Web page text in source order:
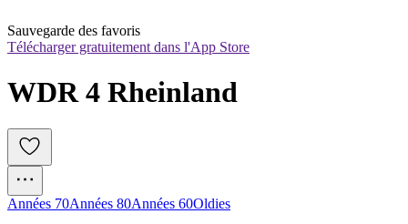
Sauvegarde des favoris
Télécharger gratuitement dans l'App Store
WDR 4 Rheinland
Années 70Années 80Années 60Oldies